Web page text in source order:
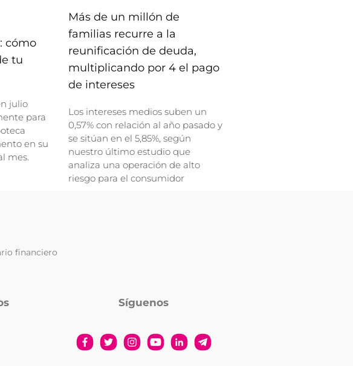
cómo
tu
julio
para
en su
mes.
Más de un millón de
familias recurre a la
reunificación de deuda,
multiplicando por 4 el pago
de intereses
Los intereses medios suben un
0,57% con relación al año pasado y
se sitúan en el 5,85%, según
nuestro último estudio que
analiza una operación de alto
riesgo para el consumidor
financiero
Síguenos